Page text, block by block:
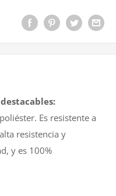
Es resistente a
resistencia y
y es 100%